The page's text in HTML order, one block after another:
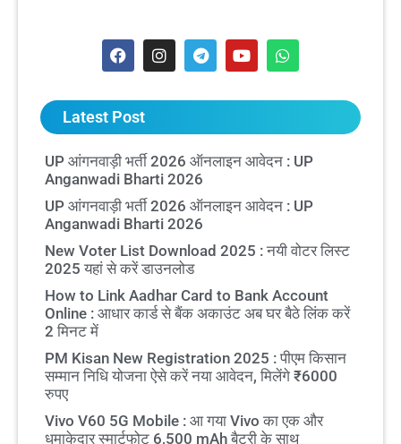
Latest Post
UP आंगनवाड़ी भर्ती 2026 ऑनलाइन आवेदन : UP
Anganwadi Bharti 2026
UP आंगनवाड़ी भर्ती 2026 ऑनलाइन आवेदन : UP
Anganwadi Bharti 2026
New Voter List Download 2025 : नयी वोटर लिस्ट
2025 यहां से करें डाउनलोड
How to Link Aadhar Card to Bank Account
Online : आधार कार्ड से बैंक अकाउंट अब घर बैठे लिंक करें
2 मिनट में
PM Kisan New Registration 2025 : पीएम किसान
सम्मान निधि योजना ऐसे करें नया आवेदन, मिलेंगे ₹6000
रुपए
Vivo V60 5G Mobile : आ गया Vivo का एक और
धमाकेदार स्मार्टफोट 6,500 mAh बैटरी के साथ